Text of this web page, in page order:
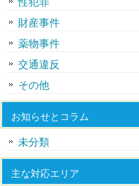
財産事件
薬物事件
交通違反
その他
お知らせとコラム
未分類
主な対応エリア